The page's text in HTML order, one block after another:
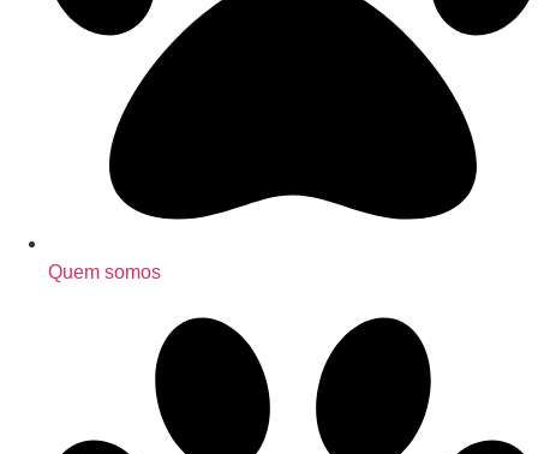
Quem somos